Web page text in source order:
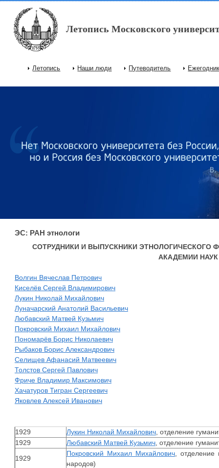
Перейти к основному содержанию
Летопись Московского
Главное меню
Летопись Наши люди Путеводитель
ЭС: РАН этнологи
СОТРУДНИКИ И ВЫПУСКНИКИ ЭТНОЛОГИЧЕСКОГО
АКАДЕМИИ НАУК
Волгин Вячеслав Петрович
Киселёв Сергей Владимирович
Лукин Николай Михайлович
Луначарский Анатолий Васильевич
Любавский Матвей Кузьмич
Покровский Михаил Михайлович
Пономарёв Борис Николаевич
Рыбаков Борис Александрович
Селищев Афанасий Матвеевич
Толстов Сергей Павлович
Фриче Владимир Максимович
Хачатуров Тигран Сергеевич
Яковлев Алексей Иванович
1929 Лукин Николай Михайлович , отделение
1929
Любавский Матвей Кузьмич , отделение
1929
Покровский Михаил Михайлович ,
народов)